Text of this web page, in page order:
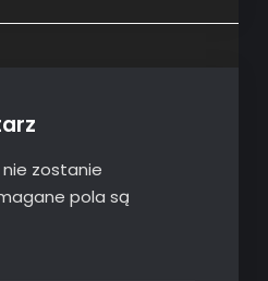
zostanie
pola są